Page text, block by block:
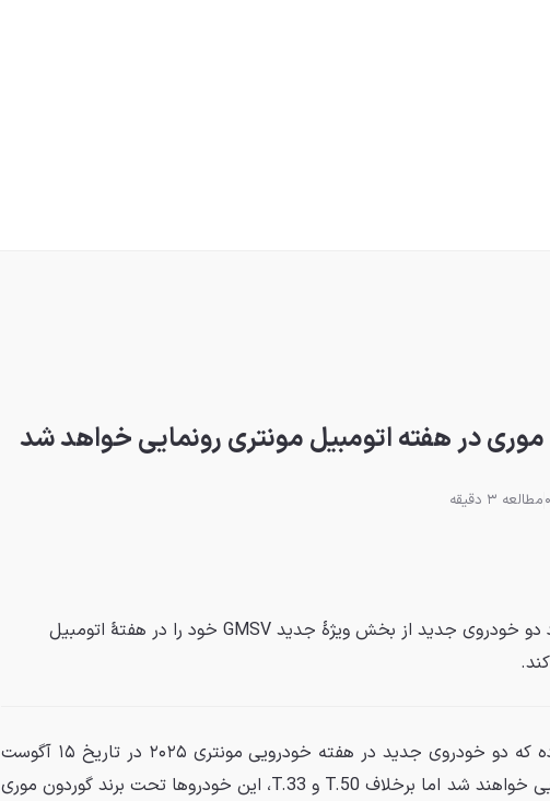
در هفته اتومبیل مونتری رونمایی خواهد شد
مطالعه 3 دقیقه
گوردون موری قصد دارد دو خودروی جدید از بخش ویژهٔ جدید GMSV خود را در هفتهٔ اتومبیل
گوردون موری تأیید کرده که دو خودروی جدید در هفته خودرویی مونتری ۲۰۲۵ در تاریخ ۱۵ آگوست
برابر با 24 مرداد، رونمایی خواهند شد اما برخلاف T.50 و T.33، این خودروها تحت برند گوردون موری